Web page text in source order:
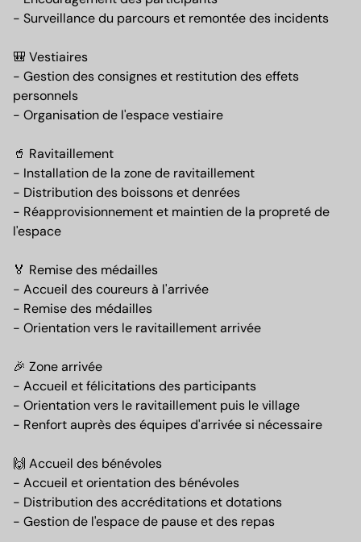
- Surveillance du parcours et remontée des incidents
🎒 Vestiaires
- Gestion des consignes et restitution des effets
personnels
- Organisation de l'espace vestiaire
🥤 Ravitaillement
- Installation de la zone de ravitaillement
- Distribution des boissons et denrées
- Réapprovisionnement et maintien de la propreté de
l'espace
🏅 Remise des médailles
- Accueil des coureurs à l'arrivée
- Remise des médailles
- Orientation vers le ravitaillement arrivée
🎉 Zone arrivée
- Accueil et félicitations des participants
- Orientation vers le ravitaillement puis le village
- Renfort auprès des équipes d'arrivée si nécessaire
🙌 Accueil des bénévoles
- Accueil et orientation des bénévoles
- Distribution des accréditations et dotations
- Gestion de l'espace de pause et des repas